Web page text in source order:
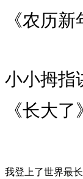
《农历新
小小拇指
《长大了》
我登上了世界最